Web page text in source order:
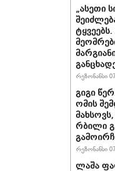
„ასეთი
რეზონანსი
გიგი
ომის
რბილი
რეზონანსი
ლაშა